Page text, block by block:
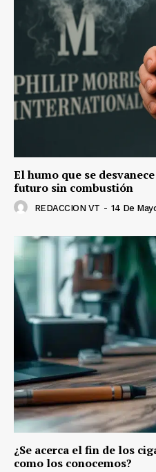
El humo que se
futuro sin combustión
REDACCION VT - 14 De
¿Se acerca el fin de los
como los conocemos?